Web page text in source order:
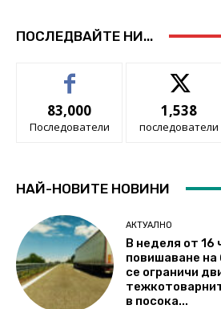
ПОСЛЕДВАЙТЕ НИ...
83,000
Последователи
1,538
последователи
НАЙ-НОВИТЕ НОВИНИ
АКТУАЛНО
В неделя от 16
повишаване
се ограничи
в посока...